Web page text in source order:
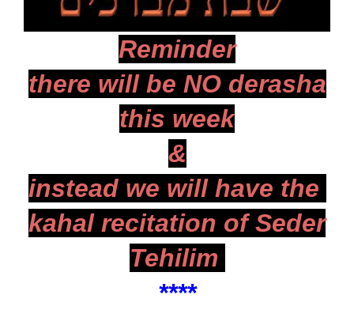
Reminder
there will be NO derasha
this week
&
instead we will have the
kahal recitation ofSeder
Tehilim
****